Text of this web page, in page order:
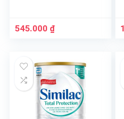
545.000 ₫